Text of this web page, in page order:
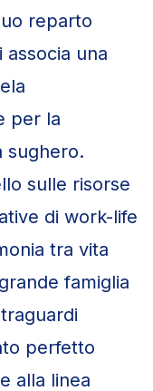
reparto
associa una
per la
sughero.
sulle risorse
di work-life
tra vita
famiglia
perfetto
alla linea